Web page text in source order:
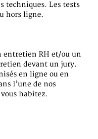
techniques. Les tests
hors ligne.
entretien RH et/ou un
devant un jury.
en ligne ou en
l’une de nos
habitez.